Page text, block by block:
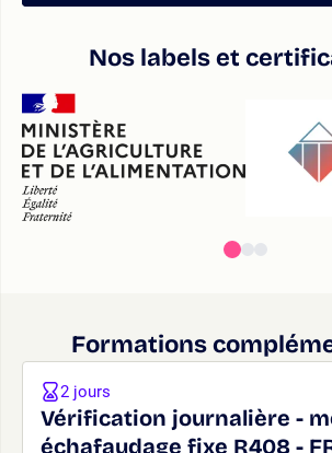
Nos labels et
Formations
Vérification journalière -
échafaudage fixe R408 -
2 jours